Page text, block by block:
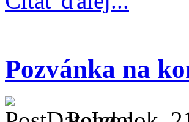
Pozvánka na